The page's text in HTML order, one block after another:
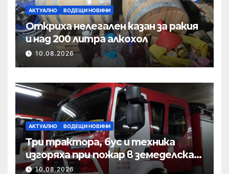
АКТУАЛНО ВОДЕЩИ НОВИНИ
Откриха нелегален казан за ракия
и над 200 литра алкохол
10.08.2026
АКТУАЛНО ВОДЕЩИ НОВИНИ
Три трактора, бус и техника
изгоряха при пожар в земеделска
база
10.08.2026